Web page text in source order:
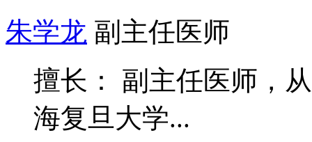
朱学龙 副主任医师
擅长： 副主任医师，
海复旦大学...